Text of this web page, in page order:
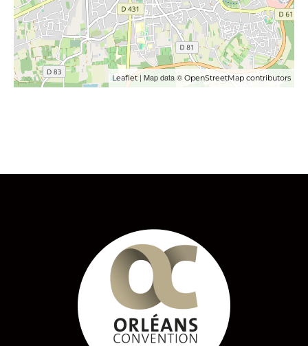
Leaflet | Map data © OpenStreetMap contributors